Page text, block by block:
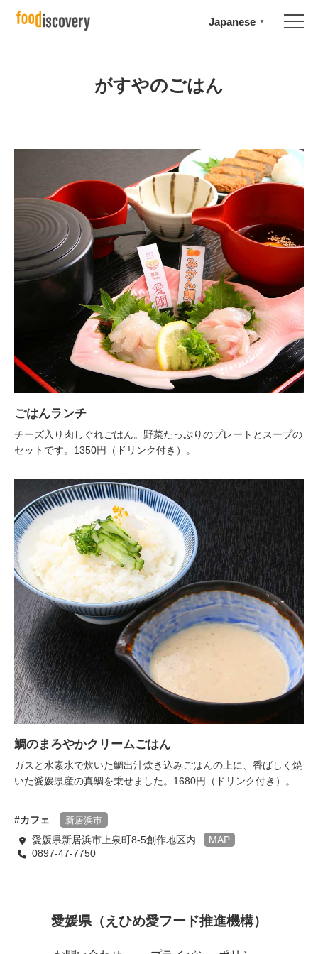
がすやのごはん
ごはんランチ
チーズ入り肉しぐれごはん。野菜たっぷりのプレートとスープの
セットです。1350円（ドリンク付き）。
鯛のまろやかクリームごはん
ガスと水素水で炊いた鯛出汁炊き込みごはんの上に、香ばしく焼
いた愛媛県産の真鯛を乗せました。1680円（ドリンク付き）。
カフェ 新居浜市
愛媛県新居浜市上泉町8-5創作地区内
MAP
0897-47-7750
Japanese ▼
愛媛県（えひめ愛フード推進機構）